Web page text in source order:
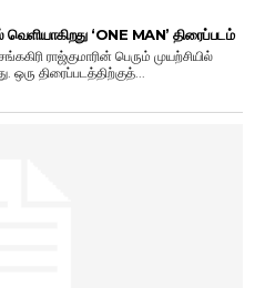
‘ONE MAN’ திரைப்படம்
ராஜ்குமாரின் பெரும் முயற்சியில்
ஒரு திரைப்படத்திற்குத்...